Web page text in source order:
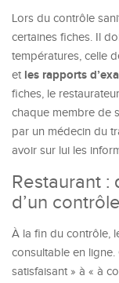
Lors du contrôle
certaines fiches. Il
températures, celle
et les rapports
fiches, le
chaque membre de
par un médecin du
avoir sur lui les
Restaurant :
d’un
À la fin du contrôle,
consultable en
satisfaisant » à « à